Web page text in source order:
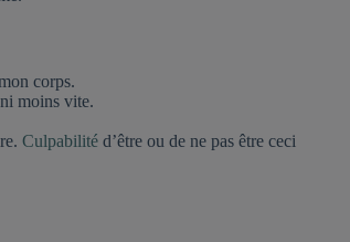
corps.
moins vite.
Culpabilité d’être ou de ne pas être ceci